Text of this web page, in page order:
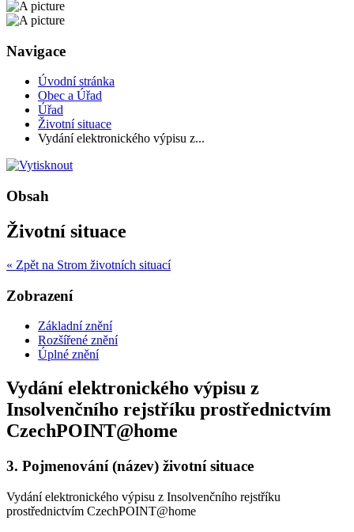
Navigace
Úvodní stránka
Obec a Úřad
Úřad
Životní situace
Vydání elektronického výpisu z...
Obsah
Životní situace
« Zpět na Strom životních situací
Zobrazení
Základní znění
Rozšířené znění
Úplné znění
Vydání elektronického výpisu z
Insolvenčního rejstříku prostřednictvím
CzechPOINT@home
3. Pojmenování (název) životní situace
Vydání elektronického výpisu z Insolvenčního rejstříku
prostřednictvím CzechPOINT@home